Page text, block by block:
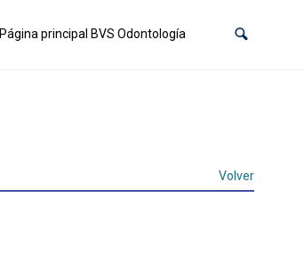
Página principal BVS Odontología
Volver